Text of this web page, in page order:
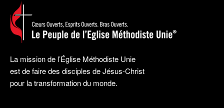
La mission de l’Église Méthodiste Unie
est de faire des disciples de Jésus-Christ
pour la transformation du monde.